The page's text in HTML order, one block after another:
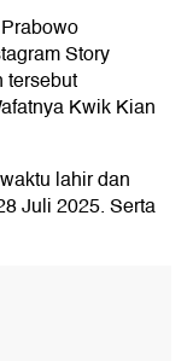
Story
tersebut
Kwik Kian
lahir dan
Juli 2025. Serta